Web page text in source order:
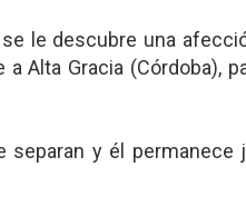
le descubre una
a Alta Gracia (Córdoba),
separan y él